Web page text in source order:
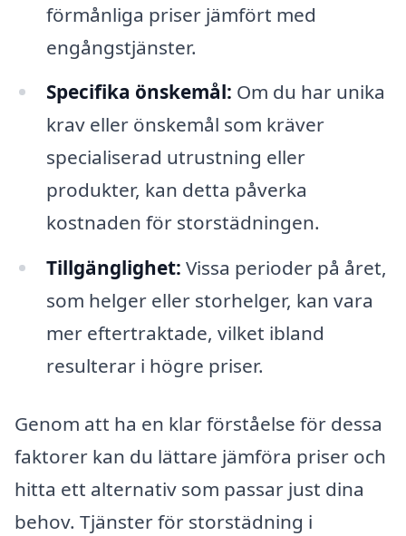
förmånliga priser jämfört med
engångstjänster.
Specifika önskemål: Om du har unika
krav eller önskemål som kräver
specialiserad utrustning eller
produkter, kan detta påverka
kostnaden för storstädningen.
Tillgänglighet: Vissa perioder på året,
som helger eller storhelger, kan vara
mer eftertraktade, vilket ibland
resulterar i högre priser.
Genom att ha en klar förståelse för dessa
faktorer kan du lättare jämföra priser och
hitta ett alternativ som passar just dina
behov. Tjänster för storstädning i